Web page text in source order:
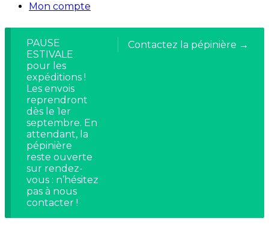
Mon compte
Contactez la pépinière →
PAUSE
ESTIVALE
pour les
expéditions !
Les envois
reprendront
dès le 1er
septembre. En
attendant, la
pépinière
reste ouverte
sur rendez-
vous : n’hésitez
pas à nous
contacter !